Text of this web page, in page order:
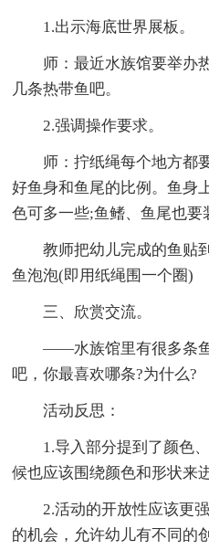
1.出示海底世界展板。
师：最近水族馆要举办
几条热带鱼吧。
2.强调操作要求。
师：拧纸绳每个地方都
好鱼身和鱼尾的比例。鱼身
色可多一些;鱼鳍、鱼尾也要
教师把幼儿完成的鱼贴
鱼泡泡(即用纸绳围一个圈)
三、欣赏交流。
——水族馆里有很多条
吧，你最喜欢哪条?为什么?
活动反思：
1.导入部分提到了颜色
候也应该围绕颜色和形状来
2.活动的开放性应该更
的机会，允许幼儿有不同的